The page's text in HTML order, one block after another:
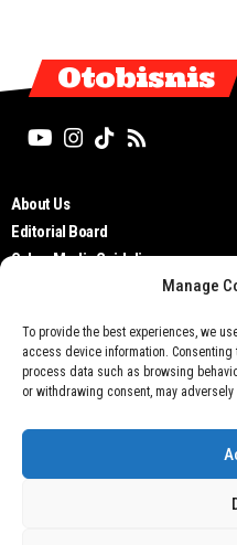
Manage
To provide the best experiences, we
access device information.
process data such as browsing
or withdrawing consent, may
Otobisnis
About Us
Editorial Board
Cyber Media Guidelines
Privacy Policy
Contact Us